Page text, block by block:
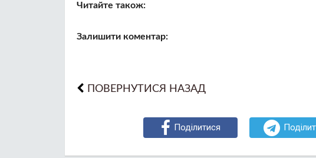
Читайте також:
Залишити коментар:
ПОВЕРНУТИСЯ НАЗАД
Поділитися